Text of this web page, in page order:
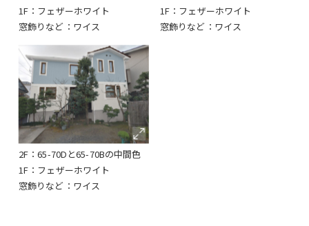
1F：フェザーホワイト
窓飾りなど：ワイス
1F：フェザーホワイト
窓飾りなど：ワイス
2F：65-70Dと65-70Bの中間色
1F：フェザーホワイト
窓飾りなど：ワイス